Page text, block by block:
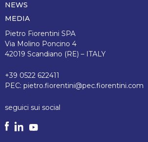
NEWS
MEDIA
Pietro Fiorentini SPA
Via Molino Poncino 4
42019 Scandiano (RE) – ITALY
+39 0522 622411
PEC: pietro.fiorentini@pec.fiorentini.com
seguici sui social